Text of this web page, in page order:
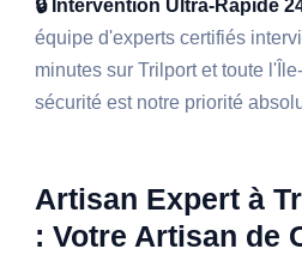
🔒 Intervention Ultra-Rapide
équipe d'experts certifiés
minutes sur Trilport et toute
sécurité est notre priorité
Artisan Expert à
: Votre Artisan de